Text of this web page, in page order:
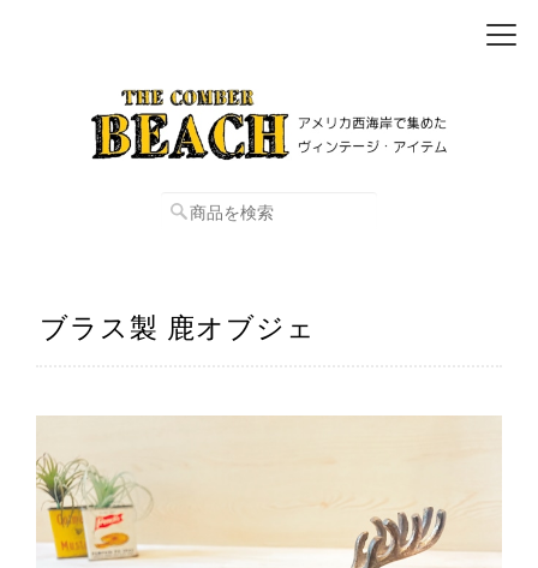
ブラス製 鹿オブジェ